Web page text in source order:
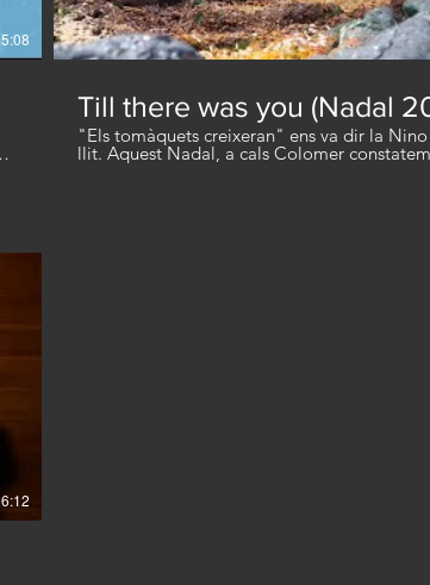
Till there was you (Nadal
"Els tomàquets creixeran" ens va dir la
llit. Aquest Nadal, a cals Colomer
segueixen creixent, a ritme de Beatles. Bon Viatge,